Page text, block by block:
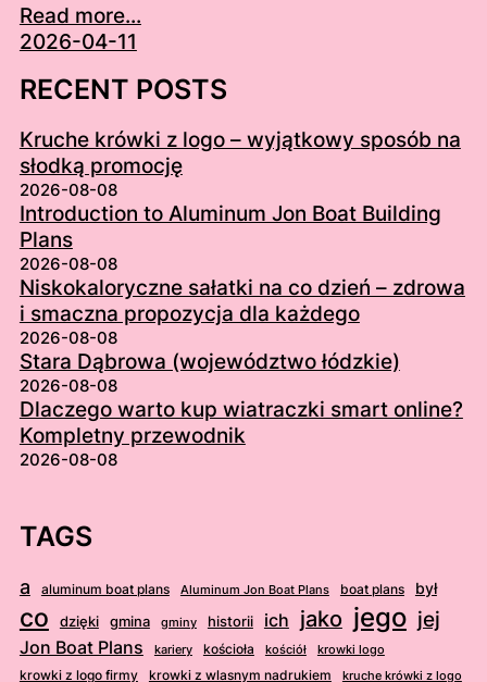
Read more...
2026-04-11
RECENT POSTS
Kruche krówki z logo – wyjątkowy sposób na
słodką promocję
2026-08-08
Introduction to Aluminum Jon Boat Building
Plans
2026-08-08
Niskokaloryczne sałatki na co dzień – zdrowa
i smaczna propozycja dla każdego
2026-08-08
Stara Dąbrowa (województwo łódzkie)
2026-08-08
Dlaczego warto kup wiatraczki smart online?
Kompletny przewodnik
2026-08-08
TAGS
a aluminum boat plans Aluminum Jon Boat Plans boat plans był
co dzięki gmina gminy historii ich jako jego jej
Jon Boat Plans kariery kościoła kościół krowki logo
krowki z logo firmy krowki z wlasnym nadrukiem kruche krówki z logo